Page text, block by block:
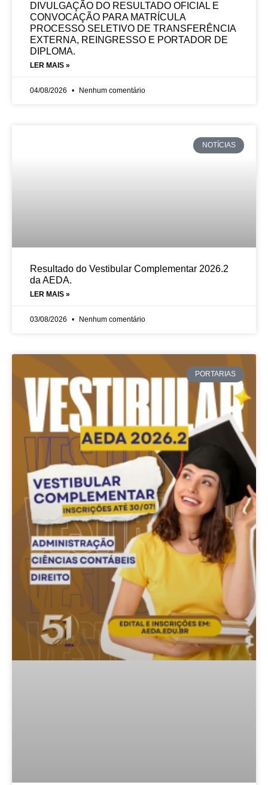
DIVULGAÇÃO DO RESULTADO OFICIAL E
CONVOCAÇÃO PARA MATRÍCULA
PROCESSO SELETIVO DE TRANSFERÊNCIA
EXTERNA, REINGRESSO E PORTADOR DE
DIPLOMA.
LER MAIS »
04/08/2026 Nenhum comentário
NOTÍCIAS
Resultado do Vestibular Complementar 2026.2
da AEDA.
LER MAIS »
03/08/2026 Nenhum comentário
PORTARIAS